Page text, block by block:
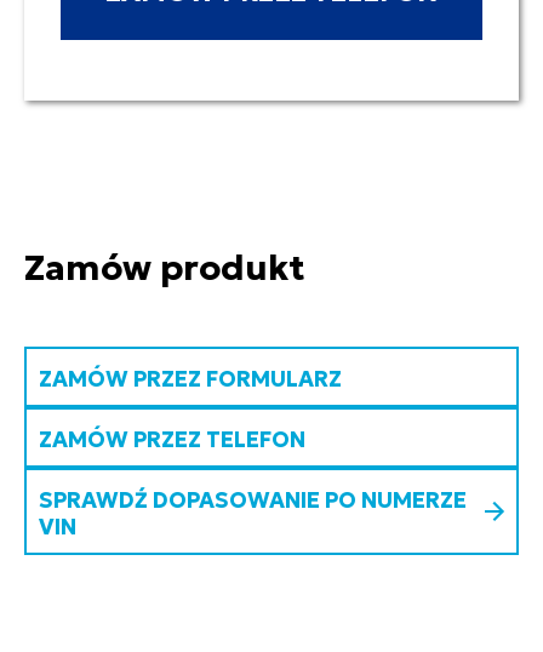
Zamów produkt
ZAMÓW PRZEZ FORMULARZ
ZAMÓW PRZEZ TELEFON
SPRAWDŹ DOPASOWANIE PO NUMERZE
VIN